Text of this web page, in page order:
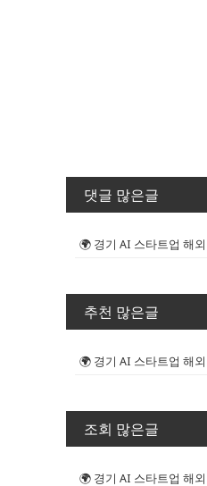
댓글 많은글
추천 많은글
조회 많은글